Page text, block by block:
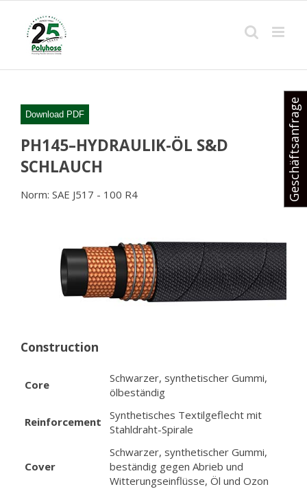
content
Download PDF
PH145–HYDRAULIK-ÖL S&D
SCHLAUCH
Norm: SAE J517 - 100 R4
Construction
Core
Schwarzer, synthetischer Gummi,
ölbeständig
Reinforcement
Synthetisches Textilgeflecht mit
Stahldraht-Spirale
Cover
Schwarzer, synthetischer Gummi,
beständig gegen Abrieb und
Witterungseinflüsse, Öl und Ozon
Geschäftsanfrage